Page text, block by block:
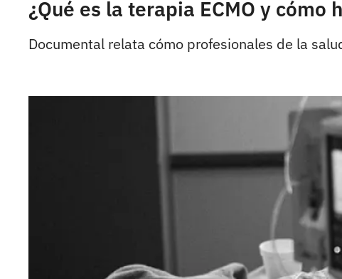
¿Qué es la terapia ECMO y
Documental relata cómo profesionales de la